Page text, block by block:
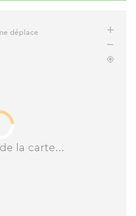
la carte...
déplace